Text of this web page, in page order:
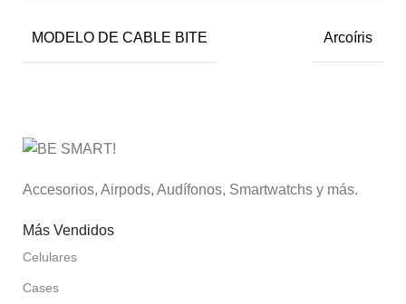
MODELO DE CABLE BITE Arcoíris
Accesorios, Airpods, Audífonos, Smartwatchs y más.
Más Vendidos
Celulares
Cases